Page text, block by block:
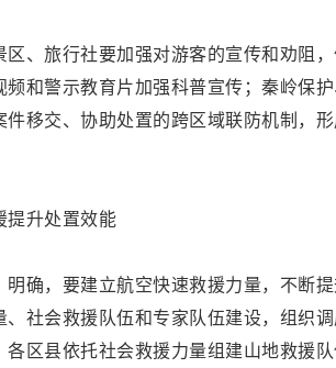
区、旅行社要加强对游客的宣传和劝阻
频和警示教育片加强科普宣传；秦岭保
件移交、协助处置的跨区域联防机制，
提升处置效能
明确，要建立航空快速救援力量，不断
、社会救援队伍和专家队伍建设，组织
各区县依托社会救援力量组建山地救援